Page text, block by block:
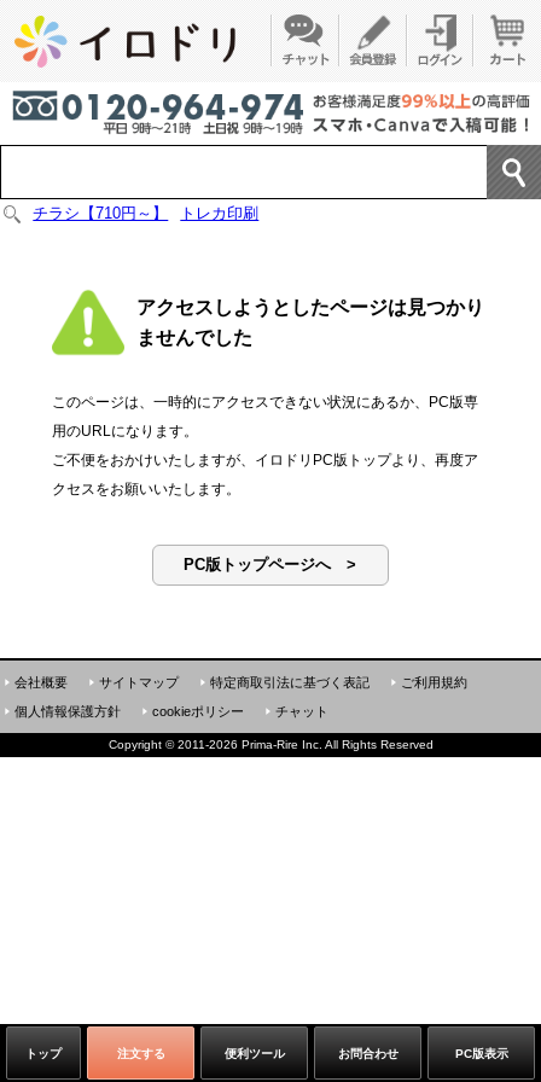
チラシ【710円～】 トレカ印刷
アクセスしようとしたページは見つかり
ませんでした
このページは、一時的にアクセスできない状況にあるか、PC版専
用のURLになります。
ご不便をおかけいたしますが、イロドリPC版トップより、再度ア
クセスをお願いいたします。
PC版トップページへ >
トップ 注文する 便利ツール お問合わせ PC版表示
会社概要 サイトマップ 特定商取引法に基づく表記
ご利用規約
個人情報保護方針
cookieポリシー チャット
Copyright ©2011-2026 Prima-Rire Inc. All Rights Reserved